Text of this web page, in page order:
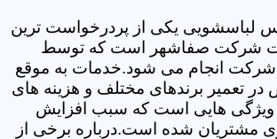
لباسشویی یکی از پردرخواست ترین
شرکت صفاشهر است که توسط
شرکت انجام می شود.خدمات به موقع
در تعمیر برندهای مختلف و هزینه های
ویژگی هایی است که سبب افزایش
مشتریان شده است.درباره برخی از